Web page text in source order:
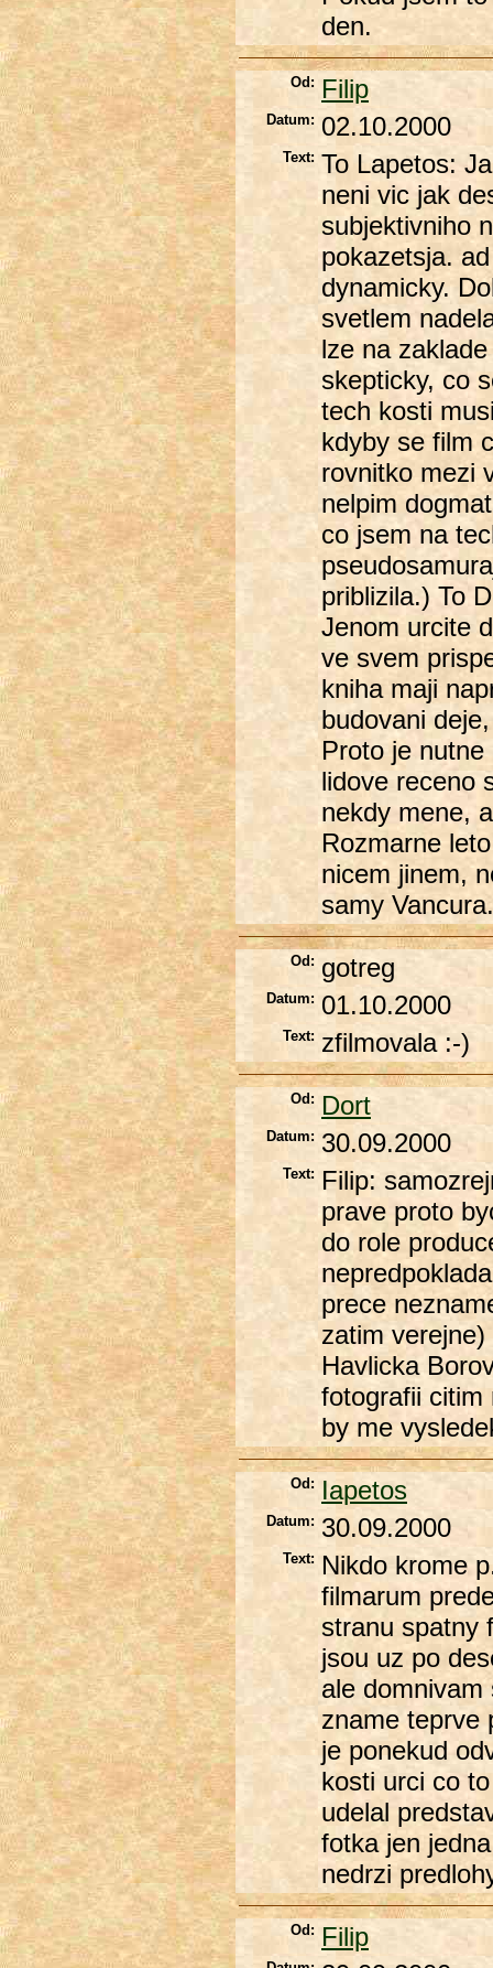
den.
Od: Filip
Datum: 02.10.2000
Text: To Lapetos:
neni vic jak
subjektivniho
pokazetsja.
dynamicky.
svetlem
lze na
skepticky, co
tech kosti
kdyby se film
rovnitko mezi
nelpim
co jsem na
priblizila.) To
Jenom urcite
ve svem
kniha maji
budovani
Proto je
lidove receno
nekdy mene,
Rozmarne
nicem jinem,
samy Vancura.
Od: gotreg
Datum: 01.10.2000
Text: zfilmovala :-)
Od: Dort
Datum: 30.09.2000
Text: Filip:
prave proto
do role
prece
zatim
Havlicka
fotografii citim
by me
Od: Iapetos
Datum: 30.09.2000
Text: Nikdo krome
filmarum
stranu spatny
jsou uz po
ale
zname teprve
je ponekud
kosti urci co
udelal
fotka jen
nedrzi
Od: Filip